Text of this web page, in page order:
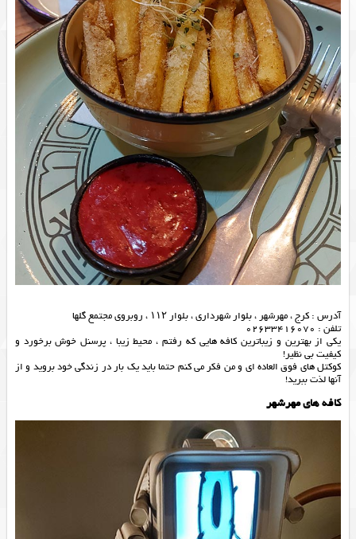
آدرس : کرج ، مهرشهر ، بلوار شهرداری ، بلوار ۱۱۲ ، روبروی مجتمع گلها
تلفن : 02633416070
یکی از بهترین و زیباترین کافه هایی که رفتم ، محیط زیبا ، پرسنل خوش برخورد و
کیفیت بی نظیر!
کوکتل های فوق العاده ای و من فکر می کنم حتما باید یک بار در زندگی خود بروید و از
آنها لذت ببرید!
کافه های مهرشهر